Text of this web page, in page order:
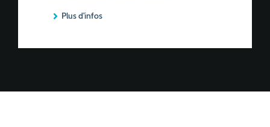
Plus d'infos